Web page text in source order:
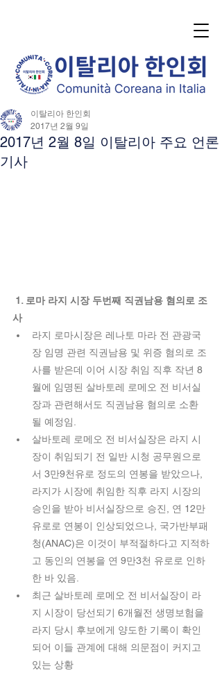
2017년 2월 8일 이탈리아 주요 언론
기사
이탈리아 한인회
2017년 2월 9일
1. 로마 라지 시장 두번째 직권남용 혐의로 조
사
라지 로마시장은 레나토 마라 전 관광국
장 임명 관련 직권남용 및 위증 혐의로 조
사를 받은데 이어 시장 취임 직후 작년 8
월에 임명된 살바토레 로메오 전 비서실
장과 관련해서도 직권남용 혐의로 소환
될 예정임.
살바토레 로메오 전 비서실장은 라지 시
장이 취임되기 전 일반 시청 공무원으로
서 3만9천유로 정도의 연봉을 받았으나,
라지가 시장에 취임한 직후 라지 시장의
승인을 받아 비서실장으로 승진, 연 12만
유로로 연봉이 인상되었으나, 국가반부패
청(ANAC)은 이것이 부적절하다고 지적하
고 동인의 연봉을 연 9만3천 유로로 인하
한 바 있음.
최근 살바토레 로메오 전 비서실장이 라
지 시장이 당선되기 6개월전 생명보험을
라지 당시 후보에게 양도한 기록이 확인
되어 이들 관계에 대해 의문점이 커지고
있는 상황